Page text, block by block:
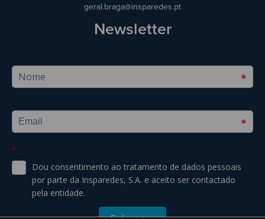
geral.braga@insparedes.pt
Newsletter